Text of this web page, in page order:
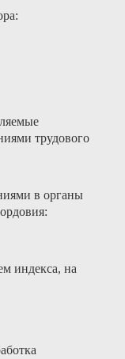
трудового
в органы
индекса, на